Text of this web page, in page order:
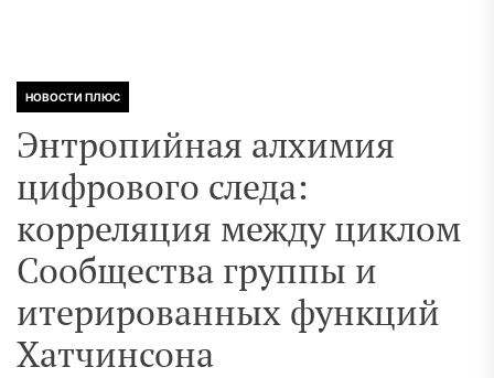
НОВОСТИ ПЛЮС
Энтропийная алхимия
цифрового следа:
корреляция между циклом
Сообщества группы и
итерированных функций
Хатчинсона